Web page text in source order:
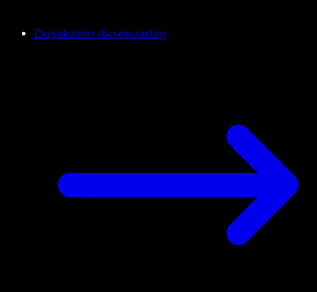
Duşakabin Aksesuarları